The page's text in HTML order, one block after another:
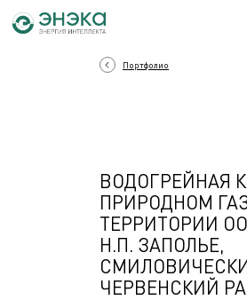
Портфолио
ВОДОГРЕЙНАЯ
ПРИРОДНОМ
ТЕРРИТОРИИ
Н.П. ЗАПОЛЬЕ,
ЧЕРВЕНСКИЙ